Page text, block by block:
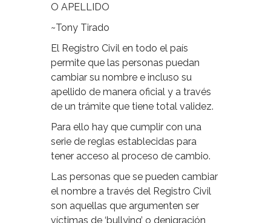
O APELLIDO
~Tony Tirado
El Registro Civil en todo el país
permite que las personas puedan
cambiar su nombre e incluso su
apellido de manera oficial y a través
de un trámite que tiene total validez.
Para ello hay que cumplir con una
serie de reglas establecidas para
tener acceso al proceso de cambio.
Las personas que se pueden cambiar
el nombre a través del Registro Civil
son aquellas que argumenten ser
víctimas de ‘bullying’ o denigración